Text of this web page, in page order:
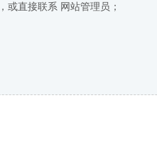
或直接联系 网站管理员；